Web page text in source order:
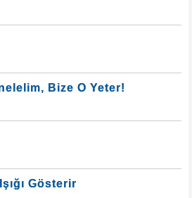
Bize O Yeter!
Gösterir